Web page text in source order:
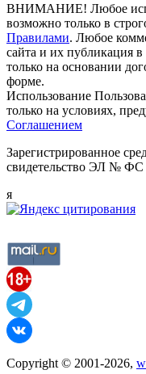
ВНИМАНИЕ! Любое
возможно только в
Правилами. Любое
сайта и их публикация
только на основании
форме.
Использование
только на условиях,
Соглашением
Зарегистрированное
свидетельство ЭЛ № ФС
я
Copyright © 2001-2026,